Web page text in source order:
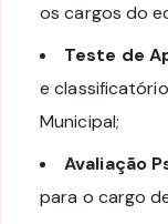
os cargos do
Teste de
e
Municipal;
Avaliação
para o cargo